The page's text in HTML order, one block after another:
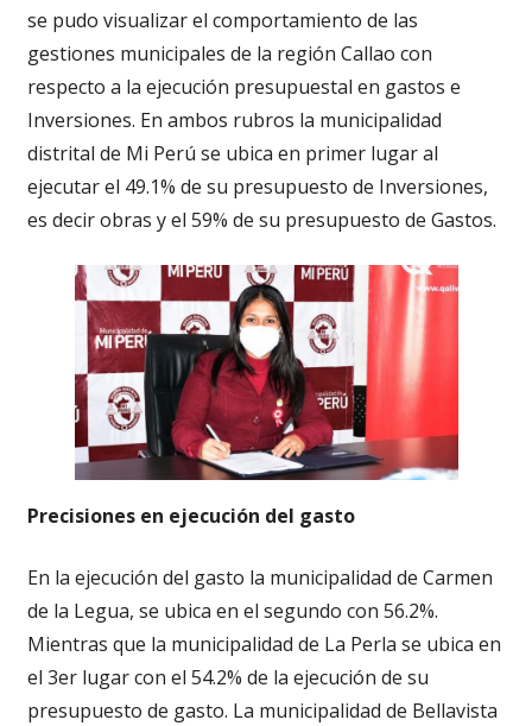
se pudo visualizar el comportamiento de las
gestiones municipales de la región Callao con
respecto a la ejecución presupuestal en gastos e
Inversiones. En ambos rubros la municipalidad
distrital de Mi Perú se ubica en primer lugar al
ejecutar el 49.1% de su presupuesto de Inversiones,
es decir obras y el 59% de su presupuesto de Gastos.
Precisiones en ejecución del gasto
En la ejecución del gasto la municipalidad de Carmen
de la Legua, se ubica en el segundo con 56.2%.
Mientras que la municipalidad de La Perla se ubica en
el 3er lugar con el 54.2% de la ejecución de su
presupuesto de gasto. La municipalidad de Bellavista